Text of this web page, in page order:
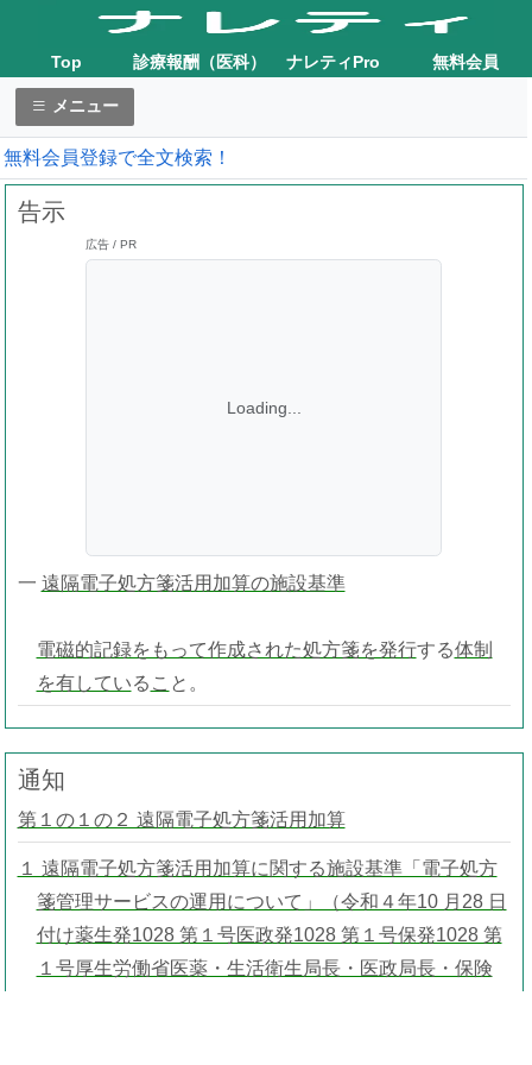
Top 診療報酬（医科） ナレティPro 無料会員
メニュー
無料会員登録で全文検索！
告示
広告 / PR
Loading...
一 遠隔電子処方箋活用加算の施設基準
電磁的記録をもって作成された処方箋を発行する体制
を有している こ と。
通知
第１の１の２ 遠隔電子処方箋活用加算
１ 遠隔電子処方箋活用加算に関する施設基準「電子処方
箋管理サービスの運用について」（令和４年10 月28 日
付け薬生発1028 第１号医政発1028 第１号保発1028 第
１号厚生労働省医薬・生活衛生局長・医政局長・保険